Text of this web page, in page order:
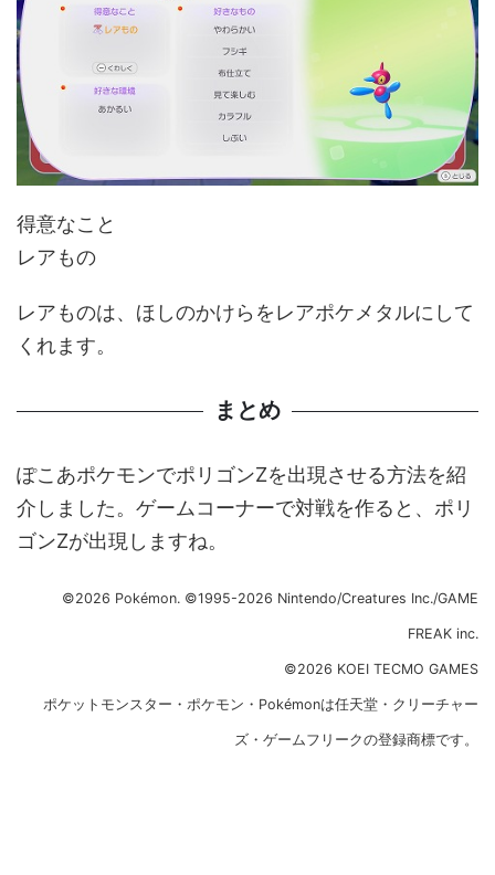
得意なこと
レアもの
レアものは、ほしのかけらをレアポケメタルにして
くれます。
まとめ
ぽこあポケモンでポリゴンZを出現させる方法を紹
介しました。ゲームコーナーで対戦を作ると、ポリ
ゴンZが出現しますね。
©2026 Pokémon. ©1995-2026 Nintendo/Creatures Inc./GAME
FREAK inc.
©2026 KOEI TECMO GAMES
ポケットモンスター・ポケモン・Pokémonは任天堂・クリーチャー
ズ・ゲームフリークの登録商標です。